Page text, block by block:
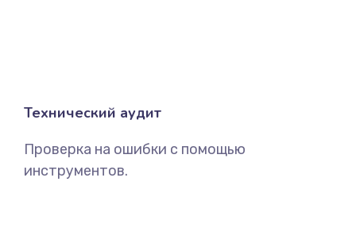
Технический аудит
Проверка на ошибки с помощью
инструментов.